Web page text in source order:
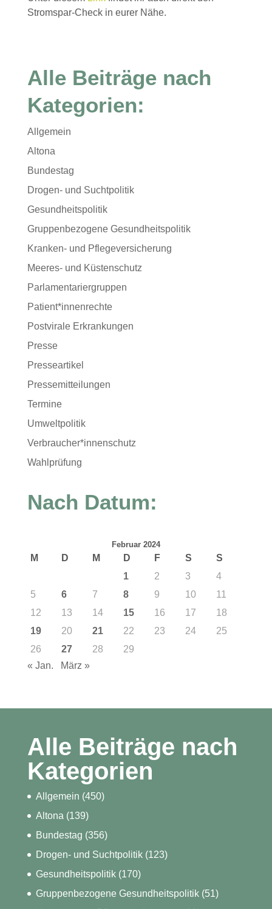
Stromspar-Check in eurer Nähe.
Alle Beiträge nach
Kategorien:
Allgemein
Altona
Bundestag
Drogen- und Suchtpolitik
Gesundheitspolitik
Gruppenbezogene Gesundheitspolitik
Kranken- und Pflegeversicherung
Meeres- und Küstenschutz
Parlamentariergruppen
Patient*innenrechte
Postvirale Erkrankungen
Presse
Presseartikel
Pressemitteilungen
Termine
Umweltpolitik
Verbraucher*innenschutz
Wahlprüfung
Nach Datum:
Februar 2024
M D M D F S
S
1
2 3
4
5
6 7 8 9 10
11
12
13 14 15 16 17
18
19
20 21 22 23 24
25
26
27 28
29
« Jan.
März »
Alle Beiträge nach
Kategorien
Allgemein (450)
Altona (139)
Bundestag (356)
Drogen- und Suchtpolitik(123)
Gesundheitspolitik(170)
Gruppenbezogene Gesundheitspolitik(51)